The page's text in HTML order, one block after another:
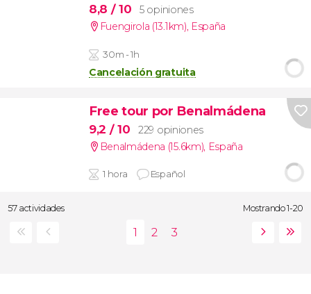
8,8 / 10
5 opiniones
Fuengirola (13.1km), España
30m - 1h
Cancelación gratuita
Free tour por Benalmádena
9,2 / 10
229 opiniones
Benalmádena (15.6km) España
1 hora Español
57 actividades Mostrando 1-20